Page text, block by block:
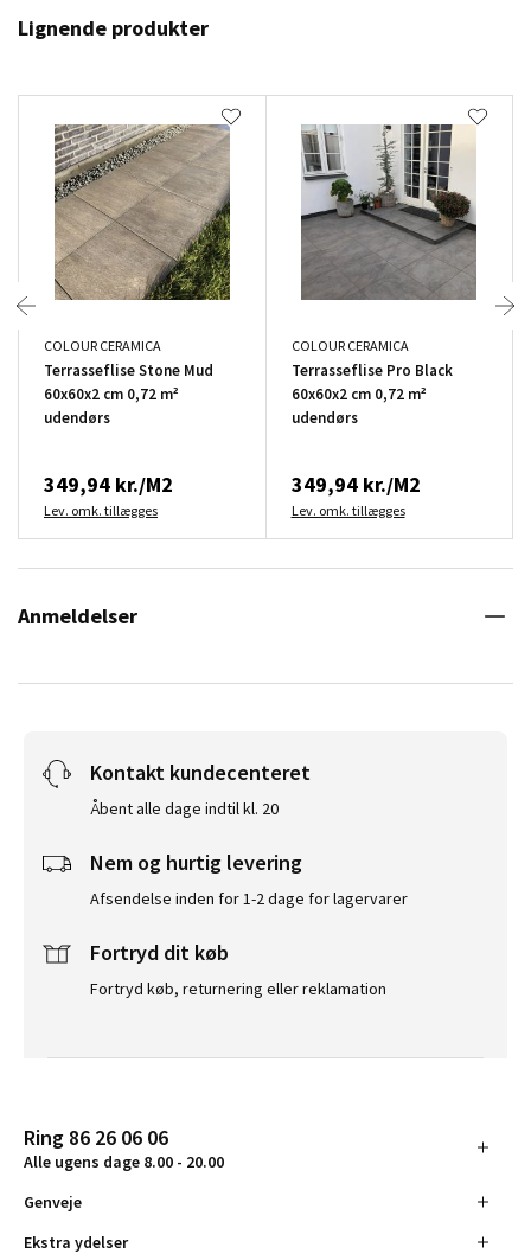
Lignende produkter
COLOUR CERAMICA
Terrasseflise Stone Mud
60x60x2 cm 0,72 m²
udendørs
349,94 kr./M2
Lev. omk. tillægges
COLOUR CERAMICA
Terrasseflise Pro Black
60x60x2 cm 0,72 m²
udendørs
349,94 kr./M2
Lev. omk. tillægges
Anmeldelser
Kontakt kundecenteret
Åbent alle dage indtil kl. 20
Nem og hurtig levering
Afsendelse inden for 1-2 dage for lagervarer
Fortryd dit køb
Fortryd køb, returnering eller reklamation
Ring 86 26 06 06
Alle ugens dage 8.00 - 20.00
Genveje
Ekstra ydelser